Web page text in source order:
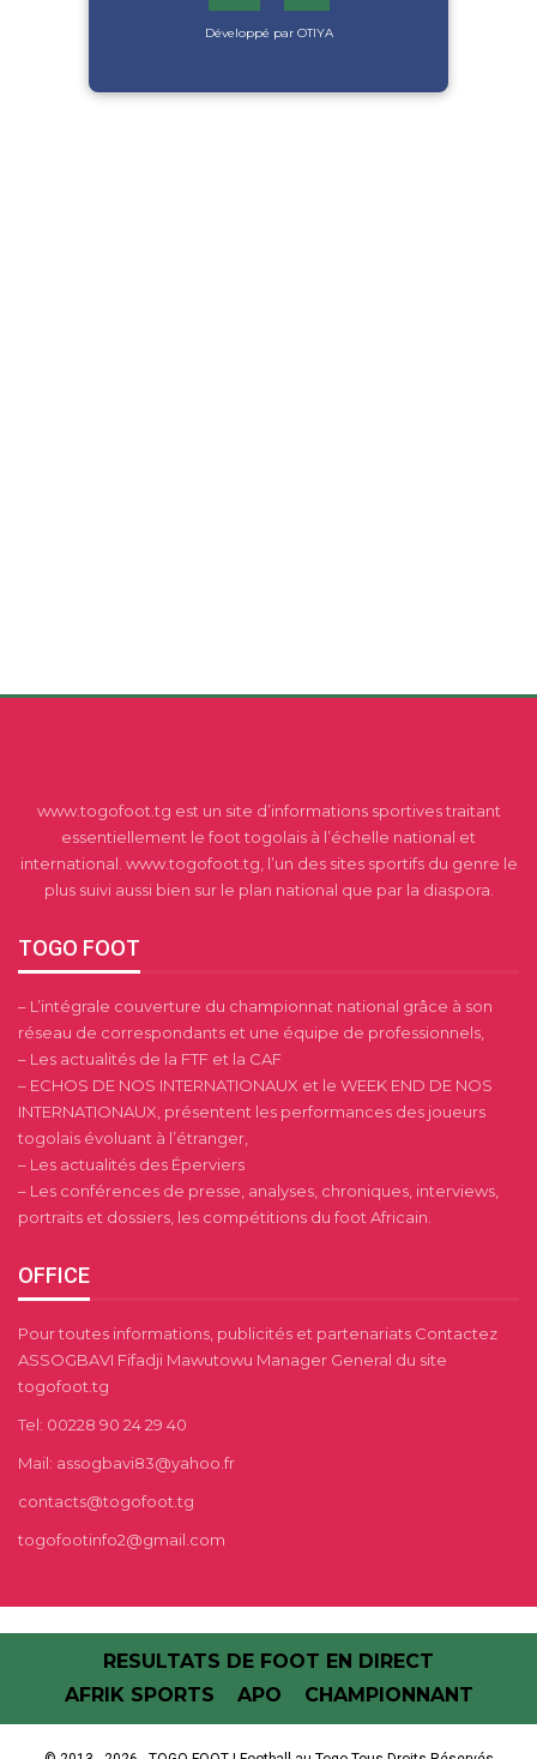
Développé par OTIYA
www.togofoot.tg est un site d’informations sportives traitant
essentiellement le foot togolais à l’échelle national et
international. www.togofoot.tg, l’un des sites sportifs du genre le
plus suivi aussi bien sur le plan national que par la diaspora.
TOGO FOOT
– L’intégrale couverture du championnat national grâce à son
réseau de correspondants et une équipe de professionnels,
– Les actualités de la FTF et la CAF
– ECHOS DE NOS INTERNATIONAUX et le WEEK END DE NOS
INTERNATIONAUX, présentent les performances des joueurs
togolais évoluant à l’étranger,
– Les actualités des Éperviers
– Les conférences de presse, analyses, chroniques, interviews,
portraits et dossiers, les compétitions du foot Africain.
OFFICE
Pour toutes informations, publicités et partenariats Contactez
ASSOGBAVI Fifadji Mawutowu Manager General du site
togofoot.tg
Tel: 00228 90 24 29 40
Mail: assogbavi83@yahoo.fr
contacts@togofoot.tg
togofootinfo2@gmail.com
RESULTATS DE FOOT EN DIRECT
AFRIK SPORTS
APO CHAMPIONNANT